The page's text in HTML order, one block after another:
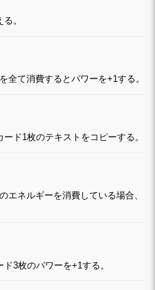
。
全て消費するとパワーを+1する。
ド1枚のテキストをコピーする。
エネルギーを消費している場合、
3枚のパワーを+1する。